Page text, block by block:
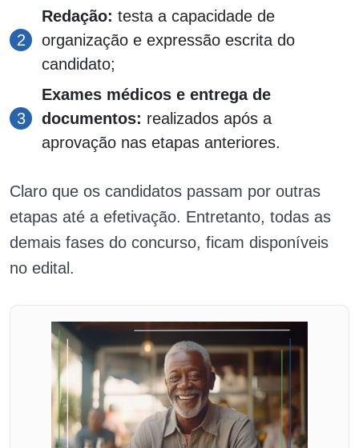
Redação: testa a capacidade de
organização e expressão escrita do
candidato;
Exames médicos e entrega de
documentos: realizados após a
aprovação nas etapas anteriores.
Claro que os candidatos passam por outras
etapas até a efetivação. Entretanto, todas as
demais fases do concurso, ficam disponíveis
no edital.